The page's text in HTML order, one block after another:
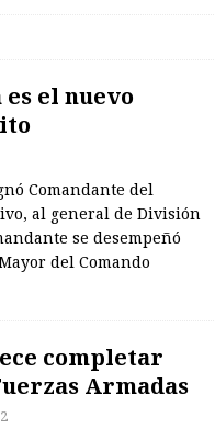
el nuevo
Comandante del
al general de División
se desempeñó
del Comando
completar
Armadas